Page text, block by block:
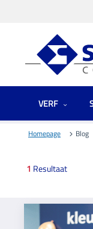
VERF
Homepage Blog
1 Resultaat